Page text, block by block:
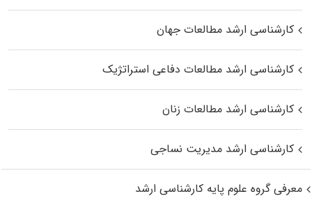
کارشناسی ارشد مطالعات جهان
کارشناسی ارشد مطالعات دفاعی استراتژیک
کارشناسی ارشد مطالعات زنان
کارشناسی ارشد مدیریت نساجی
معرفی گروه علوم پایه کارشناسی ارشد